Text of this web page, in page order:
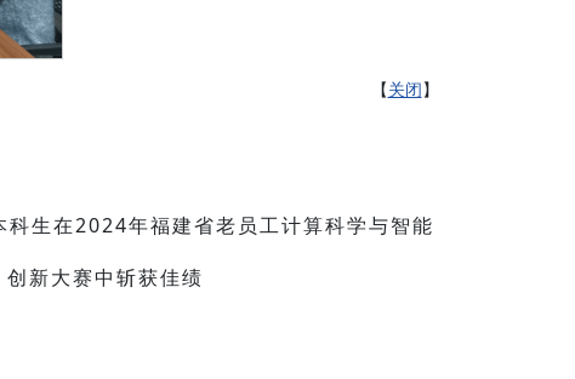
【关闭】
生在2024年福建省老员工计算科学与智能
创新大赛中斩获佳绩